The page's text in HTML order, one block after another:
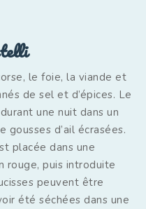
le foie, la viande et
de sel et d’épices. Le
une nuit dans un
d’ail écrasées.
placée dans une
rouge, puis introduite
peuvent être
été séchées dans une